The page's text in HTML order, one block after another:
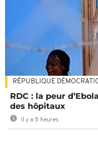
RÉPUBLIQUE
RDC : la peur
des hôpitaux
Il y a 5 heures